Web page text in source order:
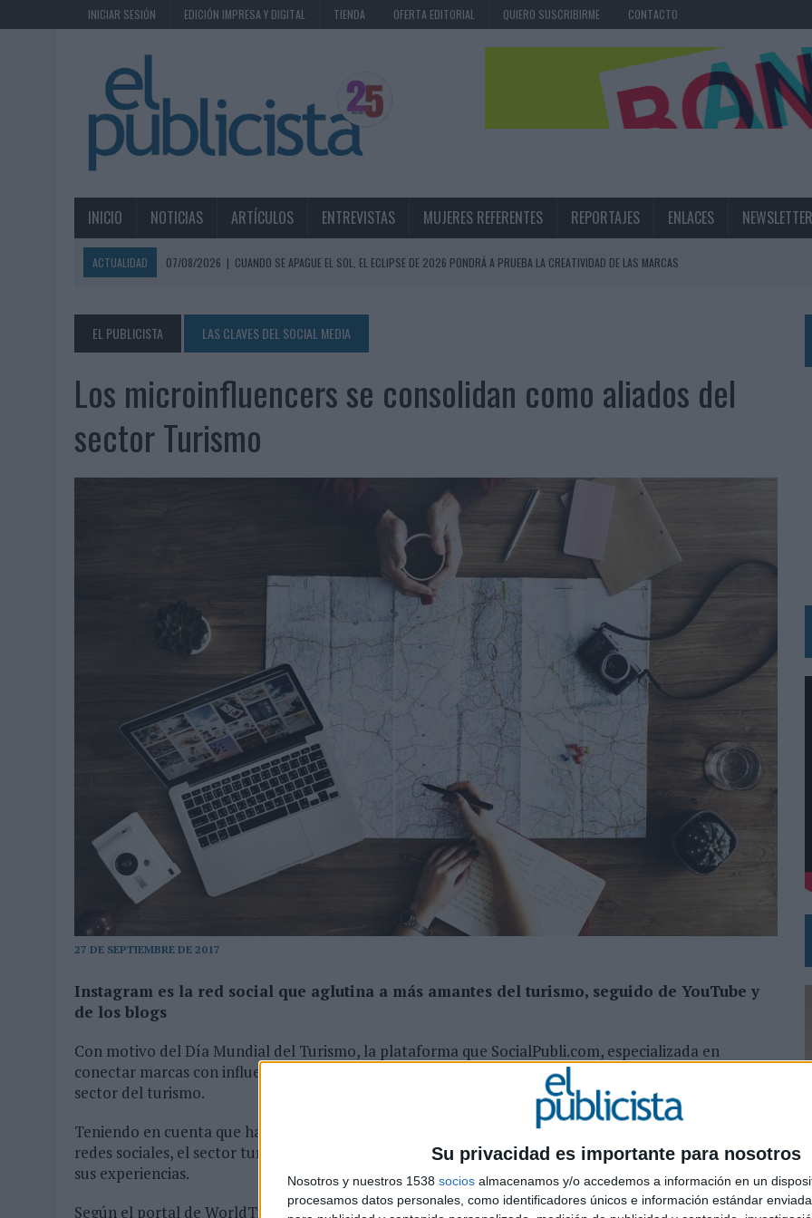
Su privacidad es importante para nosotros
Nosotros y nuestros 1538 socios almacenamos y/o accedemos a información en un
procesamos datos personales, como identificadores únicos e información estándar
INICIAR SESIÓN EDICIÓN IMPRESA Y DIGITAL TIENDA OFERTA EDITORIAL QUIERO SUSCRIBIRME CONTACTO
INICIO NOTICIAS ARTÍCULOS ENTREVISTAS MUJERES REFERENTES REPORTAJES ENLACES NEWSLETTER
ACTUALIDAD 07/08/2026 | CUANDO SE APAGUE EL SOL, EL ECLIPSE DE 2026 PONDRÁ A PRUEBA LA CREATIVIDAD DE LAS MARCAS
06/08/2026 | EL MERCADO PUBLICITARIO CAE UN 2,6% EN 2025, AUNQUE LOS MEDIOS CONTROLADOS MANTIENEN EL CRECIMIENTO
LA TELEVISIÓN SIGUE LIDERANDO EL CONSUMO DE MEDIOS EN VERANO Y SUPERA AL MÓVIL COMO DISPOSITIVO MÁS UTILIZADO
06/08/2026
EL USO DE LA IA GENERATIVA ALCANZA YA AL 62% DE LOS ESPAÑOLES
06/08/2026
SYSTEM1 NOMBRA A KIMBERLY BASTONI COMO NUEVA DIRECTORA COMERCIAL GLOBAL
BEON WORLDWIDE LANZA RAÍZ URBANA PARA TRANSFORMAR EL PATRIMONIO HISTÓRICO EN ACTIVOS CULTURALES Y ECONÓMICOS
FABRA COMUNICACIÓN INCORPORA A CASONÁ Y ASUME LA GESTIÓN DE SUS RELACIONES CON LOS MEDIOS
LOPESAN HOTELS & RESORTS ACERCA EL PARAÍSO CANARIO EN SU ÚLTIMA CAMPAÑA INTERNACIONAL
LUIS ARQUILLOS (BURGO DE ARIAS): “LA CONSTRUCCIÓN DE MARCA A LARGO PLAZO Y LA MEDICIÓN SON DOS CARAS DE LA MISMA
‘EL PARAÍSO MÁS CERCA’, DE 22GRADOS PARA LOPESAN HOTELS & RESORTS
04/08/2026 | ‘LA ÚNICA CERVEZA DEL MUNDO QUE SE DISFRUTA DOS VECES’, DE INUSUALY PARA CERVEZA CAPAZ
04/08/2026 | ‘EL FÚTBOL SIN LAS PERSONAS’, DE DENTSU CREATIVE PARA ORANGE
| CAPAZ, LA CERVEZA QUE CONVIERTE CADA BOTELLA EN UNA OPORTUNIDAD DE INCLUSIÓN
BABARIA Y MAXIBON SON ‘EL MATCH PERFECTO DEL VERANO’
04/08/2026
AUDIBLE REIVINDICA EL PODER TRANSFORMADOR DEL AUDIO EN SU NUEVA CAMPAÑA GLOBAL DE MARCA
07/08/2026
VUELING CONVIERTE LOS RECUERDOS EN SOUVENIRS CON IA
EL PUBLICISTA LAS CLAVES DEL SOCIAL MEDIA
Los microinfluencers se consolidan como aliados del
sector Turismo
27 DE SEPTIEMBRE DE 2017
Instagram es la red social que aglutina a más amantes del turismo, seguido de YouTube y
de los blogs
Con motivo del Día Mundial del Turismo, la plataforma que SocialPubli.com, especializada en
conectar marcas con influencers, ha realizado un estudio que descubre las claves para triunfar en el
sector del turismo.
Teniendo en cuenta que hay 3.000 millones de personas (el 37% de la población mundial) que usan
redes sociales, el sector turístico está aprovechando la pasión de los usuarios por mostrar al mundo
sus experiencias.
Según el portal de WorldTravel and Tourism Council, el 75% de los usuarios publican fotos de sus